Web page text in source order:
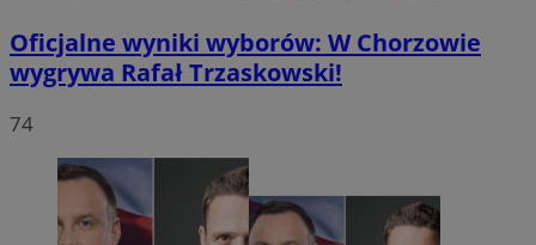
Oficjalne wyniki wyborów: W Chorzowie
wygrywa Rafał Trzaskowski!
74